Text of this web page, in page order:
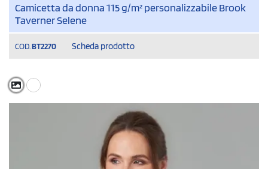
Camicetta da donna 115 g/m² personalizzabile Brook
Taverner Selene
COD. BT2270 Scheda prodotto